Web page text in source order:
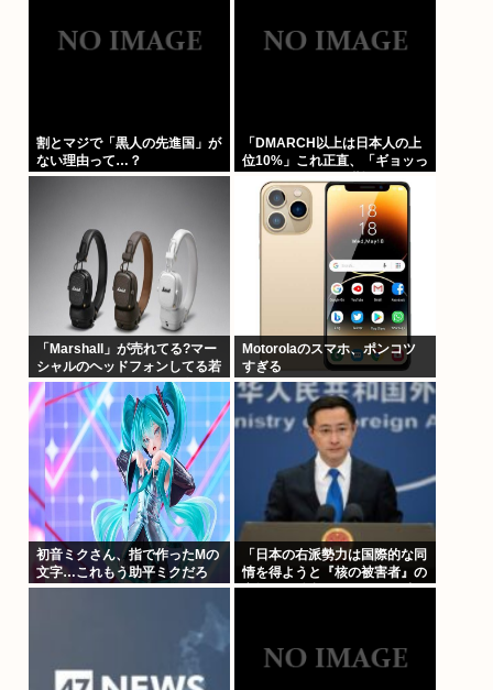
割とマジで「黒人の先進国」が
ない理由って…？
「DMARCH以上は日本人の上
位10%」これ正直、「ギョッっ
と」するよなあ…職場でも
MARCH同以下の低学歴とかあ
んまり観ない
「Marshall」が売れてる?マー
シャルのヘッドフォンしてる若
い子おおいよな。とくに白い奴
Motorolaのスマホ、ポンコツ
すぎる
初音ミクさん、指で作ったMの
文字…これもう助平ミクだろ
「日本の右派勢力は国際的な同
情を得ようと『核の被害者』の
立場を政治利用している」 中